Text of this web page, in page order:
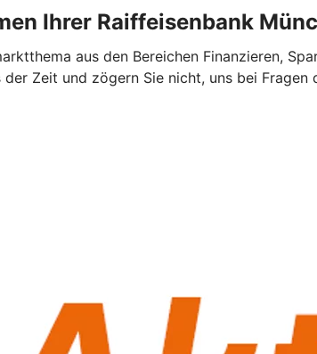
Ihrer Raiffeisenbank
aus den Bereichen Finanzieren,
der Zeit und zögern Sie nicht, uns bei